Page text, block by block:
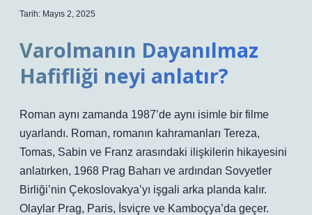
Tarih: Mayıs 2, 2025
Varolmanın Dayanılmaz
Hafifliği neyi anlatır?
Roman aynı zamanda 1987’de aynı isimle bir filme
uyarlandı. Roman, romanın kahramanları Tereza,
Tomas, Sabin ve Franz arasındaki ilişkilerin hikayesini
anlatırken, 1968 Prag Baharı ve ardından Sovyetler
Birliği’nin Çekoslovakya’yı işgali arka planda kalır.
Olaylar Prag, Paris, İsviçre ve Kamboçya’da geçer.